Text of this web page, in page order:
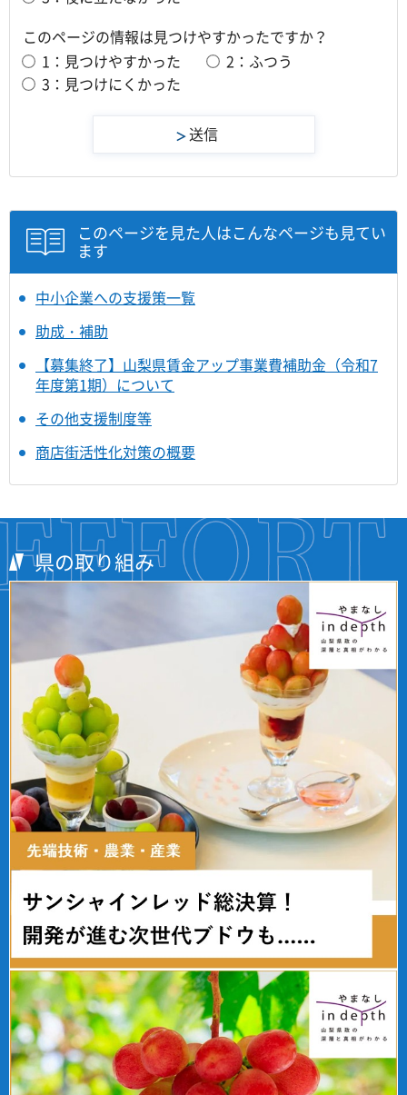
このページの情報は見つけやすかったですか？
1：見つけやすかった
2：ふつう
3：見つけにくかった
このページを見た人はこんなページも見てい
ます
中小企業への支援策一覧
助成・補助
【募集終了】山梨県賃金アップ事業費補助金（令和7
年度第1期）について
その他支援制度等
商店街活性化対策の概要
県の取り組み